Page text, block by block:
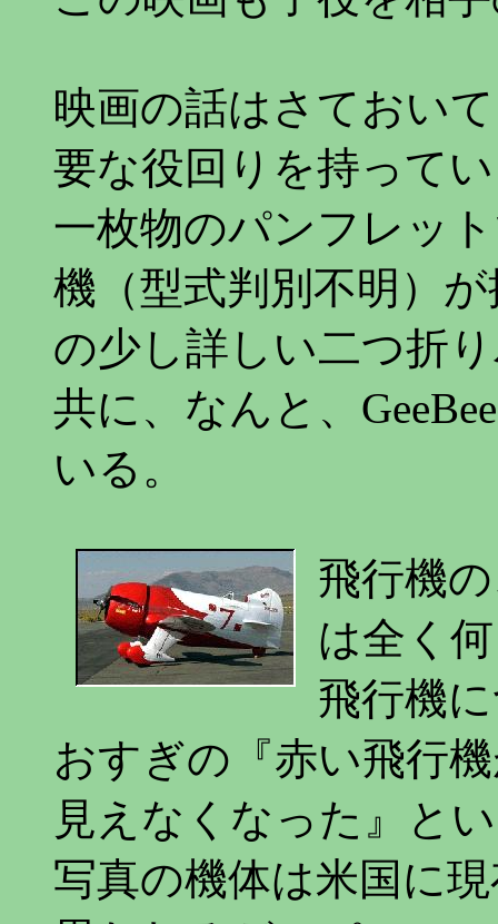
映画の話はさておい
要な役回りを持って
一枚物のパンフレッ
機（型式判別不明）
の少し詳しい二つ折
共に、なんと、
いる。
飛行機
は全く
飛行機
おすぎの『赤い飛行
見えなくなった』と
写真の機体は米国に